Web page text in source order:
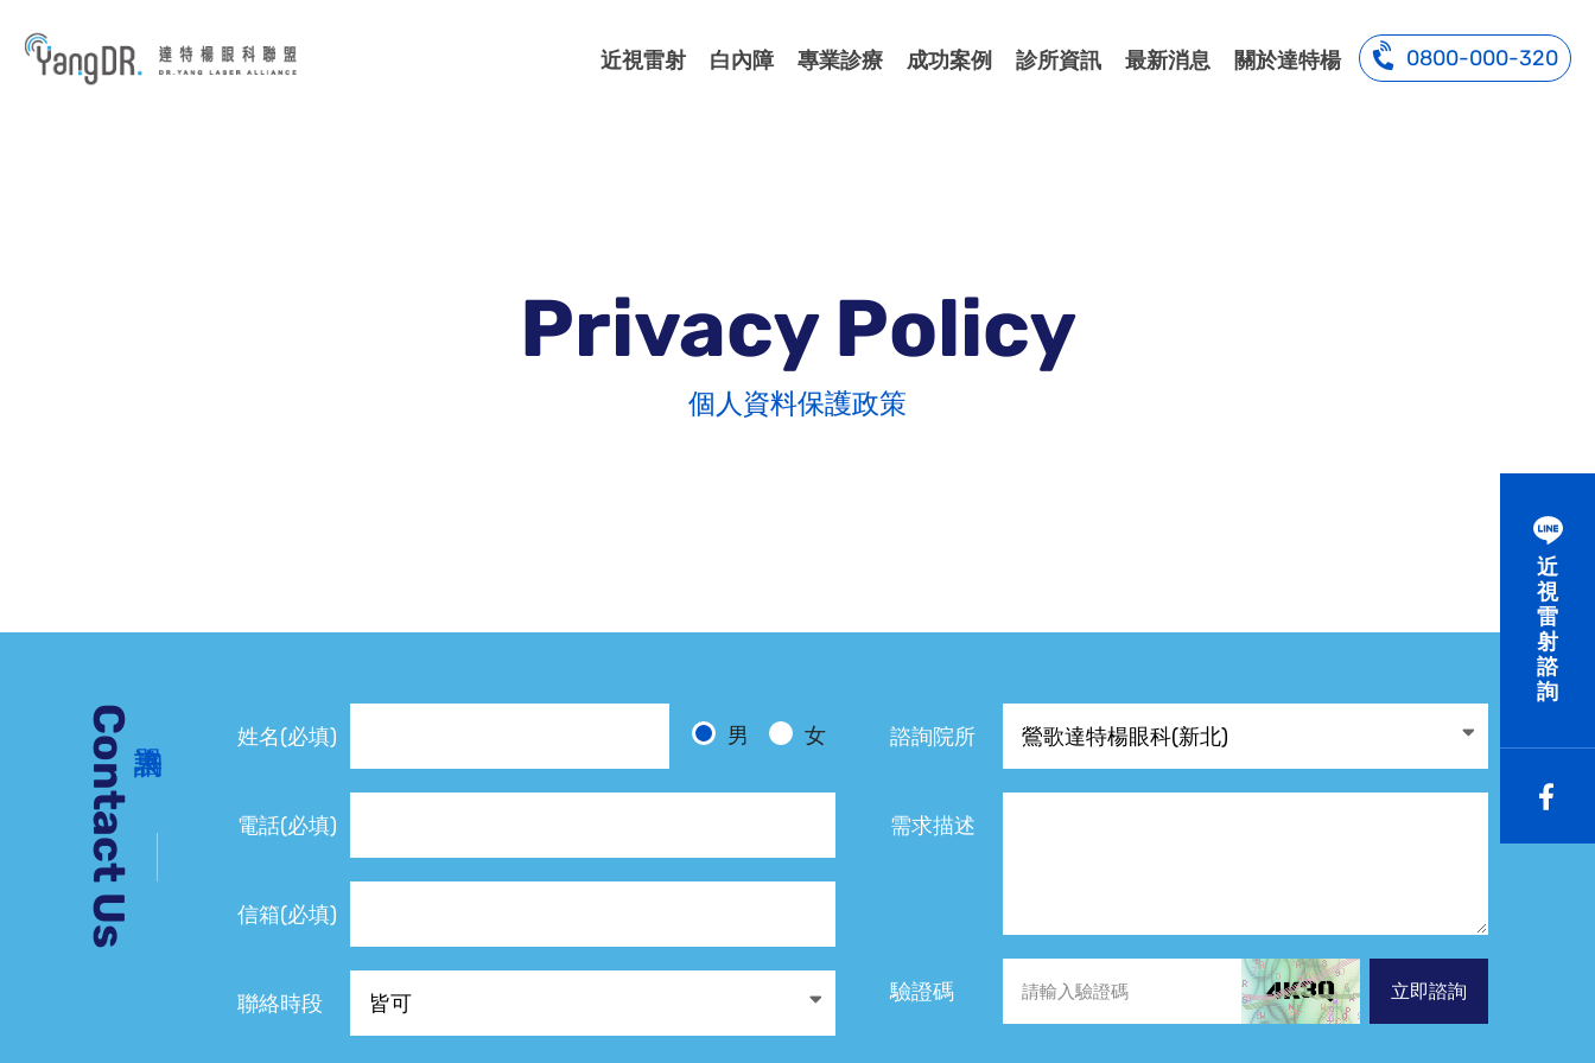
近視雷射 白內障 專業診療 成功案例 診所資訊 最新消息 關於達特楊 0800-000-320
Privacy Policy
個人資料保護政策
Contact Us 姓名(必填) 男 女
電話(必填)
信箱(必填)
聯絡時段
諮詢院所
需求描述
驗證碼 立即諮詢
近
視
雷
射
諮
詢